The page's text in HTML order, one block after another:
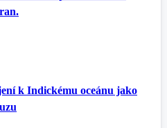
k Indickému oceánu jako